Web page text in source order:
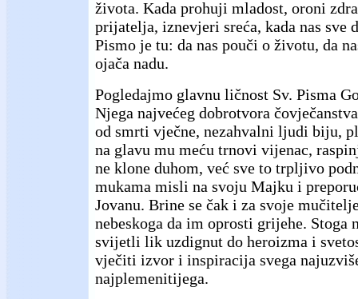
života. Kada prohuji mladost, oroni
prijatelja, iznevjeri sreća, kada nas sve
Pismo je tu: da nas pouči o životu, da
ojača nadu.
Pogledajmo glavnu ličnost Sv. Pisma
Njega najvećeg dobrotvora
od smrti vječne, nezahvalni ljudi biju,
na glavu mu meću trnovi vijenac,
ne klone duhom, već sve to trpljivo
mukama misli na svoju Majku i
Jovanu. Brine se čak i za svoje
nebeskoga da im oprosti grijehe. Stoga
svijetli lik uzdignut do heroizma i
vječiti izvor i inspiracija svega
najplemenitijega.